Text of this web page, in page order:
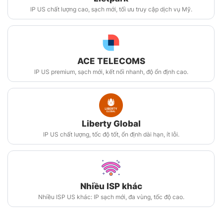
IP US chất lượng cao, sạch mới, tối ưu truy cập dịch vụ Mỹ.
ACE TELECOMS
IP US premium, sạch mới, kết nối nhanh, độ ổn định cao.
Liberty Global
IP US chất lượng, tốc độ tốt, ổn định dài hạn, ít lỗi.
Nhiều ISP khác
Nhiều ISP US khác: IP sạch mới, đa vùng, tốc độ cao.